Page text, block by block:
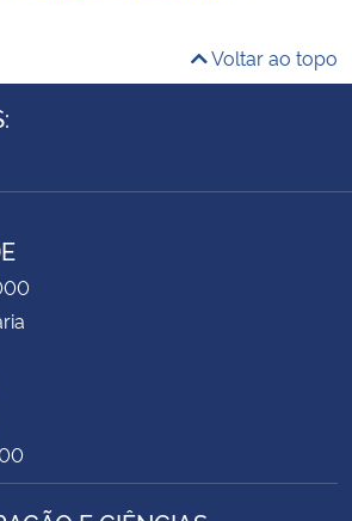
Voltar ao topo